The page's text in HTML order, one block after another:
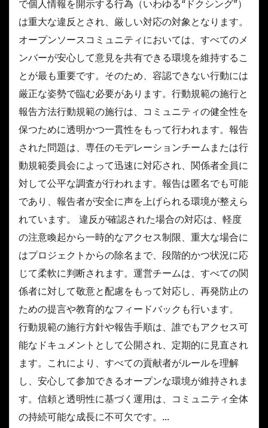
で個人情報を開示する行為（いわゆる“ドクシング”）
は重大な違反とされ、厳しい対応の対象となります。
オープンソースコミュニティにおいては、すべてのメ
ンバーが安心して意見を共有できる環境を維持するこ
とが最も重要です。そのため、容認できない行動には
厳正な姿勢で臨む必要があります。行動規範の施行と
報告方法行動規範の施行は、コミュニティの健全性を
保つために透明かつ一貫性をもって行われます。報告
された問題は、専任のモデレーションチームまたは行
動規範委員会によって迅速に対応され、関係者全員に
対して公平な調査が行われます。報告は匿名でも可能
であり、報告者が安全に声を上げられる環境が整えら
れています。 違反が確認された場合の対応は、軽度
の注意喚起から一時的なアクセス制限、重大な場合に
はプロジェクトからの除名まで、段階的かつ状況に応
じて柔軟に判断されます。運営チームは、すべての関
係者に対して敬意と配慮をもって対応し、再発防止の
ための提言や教育的なフィードバックも行います。
行動規範の施行方針や報告手順は、誰でもアクセス可
能なドキュメントとして公開され、定期的に見直され
ます。これにより、すべての貢献者がルールを理解
し、安心して参加できるオープンな環境が維持されま
す。信頼と透明性に基づく運用は、コミュニティ全体
の持続可能な成長に不可欠です。...